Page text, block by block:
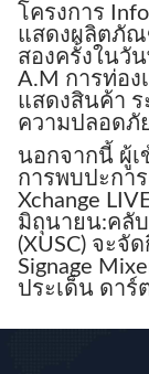
โครงการ
แสดงผลิตภัณ
สองครั้งในวั
A.m การท่อง
แสดงสินค้า ร
ความปลอดภั
นอกจากนี้ ผู้เ
การพบปะกา
Xchange
มิถุนายน:คลั
(XUSC) จะจั
Signage
ประเด็น ดาร์